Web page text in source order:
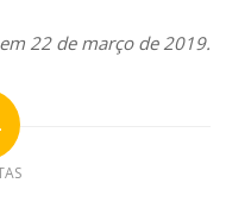
22 de março de 2019.